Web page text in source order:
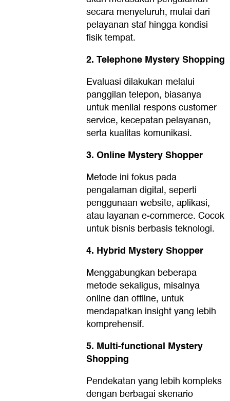
secara menyeluruh, mulai dari
pelayanan staf hingga kondisi
fisik tempat.
2. Telephone Mystery Shopping
Evaluasi dilakukan melalui
panggilan telepon, biasanya
untuk menilai respons customer
service, kecepatan pelayanan,
serta kualitas komunikasi.
3. Online Mystery Shopper
Metode ini fokus pada
pengalaman digital, seperti
penggunaan website, aplikasi,
atau layanan e-commerce. Cocok
untuk bisnis berbasis teknologi.
4. Hybrid Mystery Shopper
Menggabungkan beberapa
metode sekaligus, misalnya
online dan offline, untuk
mendapatkan insight yang lebih
komprehensif.
5. Multi-functional Mystery
Shopping
Pendekatan yang lebih kompleks
dengan berbagai skenario